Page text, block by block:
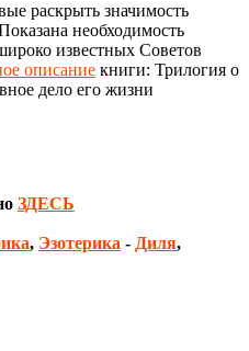
раскрыть значимость
необходимость
известных Советов
описание книги: Трилогия о
дело его жизни
ЗДЕСЬ
, Эзотерика - Диля,